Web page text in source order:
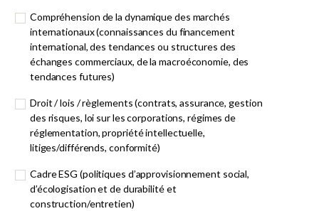
Compréhension de la dynamique des marchés
internationaux (connaissances du financement
international, des tendances ou structures des
échanges commerciaux, de la macroéconomie, des
tendances futures)
Droit / lois / règlements (contrats, assurance, gestion
des risques, loi sur les corporations, régimes de
réglementation, propriété intellectuelle,
litiges/différends, conformité)
Cadre ESG (politiques d’approvisionnement social,
d’écologisation et de durabilité et
construction/entretien)